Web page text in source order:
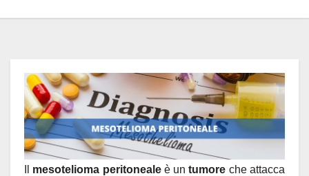
mesotelioma peritonealeè untumore che attacca